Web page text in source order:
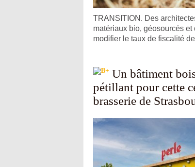
TRANSITION. Des
matériaux bio, géosourcés
modifier le taux de fiscalité
Un bâtiment
pétillant pour cette
brasserie de